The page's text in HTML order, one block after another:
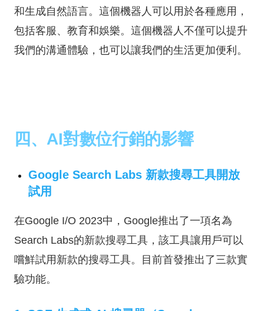
和生成自然語言。這個機器人可以用於各種應用，
包括客服、教育和娛樂。這個機器人不僅可以提升
我們的溝通體驗，也可以讓我們的生活更加便利。
四、AI對數位行銷的影響
Google Search Labs 新款搜尋工具開放
試用
在Google I/O 2023中，Google推出了一項名為
Search Labs的新款搜尋工具，該工具讓用戶可以
嚐鮮試用新款的搜尋工具。目前首發推出了三款實
驗功能。